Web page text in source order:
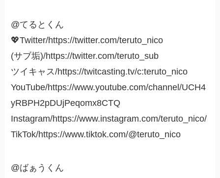
@てるとくん
💖Twitter/https://twitter.com/teruto_nico
(サブ垢)/https://twitter.com/teruto_sub
ツイキャス/https://twitcasting.tv/c:teruto_nico
YouTube/https://www.youtube.com/channel/UCH4
yRBPH2pDUjPeqomx8CTQ
Instagram/https://www.instagram.com/teruto_nico/
TikTok/https://www.tiktok.com/@teruto_nico
@ばぁうくん